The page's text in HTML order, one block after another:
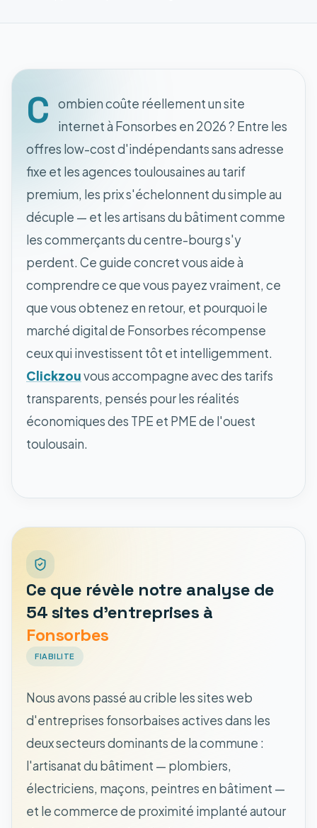
C
ombien coûte réellement un site
internet à Fonsorbes en 2026 ? Entre les
offres low-cost d'indépendants sans adresse
fixe et les agences toulousaines au tarif
premium, les prix s'échelonnent du simple au
décuple — et les artisans du bâtiment comme
les commerçants du centre-bourg s'y
perdent. Ce guide concret vous aide à
comprendre ce que vous payez vraiment, ce
que vous obtenez en retour, et pourquoi le
marché digital de Fonsorbes récompense
ceux qui investissent tôt et intelligemment.
Clickzouvous accompagne avec des tarifs
transparents, pensés pour les réalités
économiques des TPE et PME de l'ouest
toulousain.
Ce que révèle notre analyse de
54 sites d'entreprises à
Fonsorbes
FIABILITE
Nous avons passé au crible les sites web
d'entreprises fonsorbaises actives dans les
deux secteurs dominants de la commune :
l'artisanat du bâtiment — plombiers,
électriciens, maçons, peintres en bâtiment —
et le commerce de proximité implanté autour